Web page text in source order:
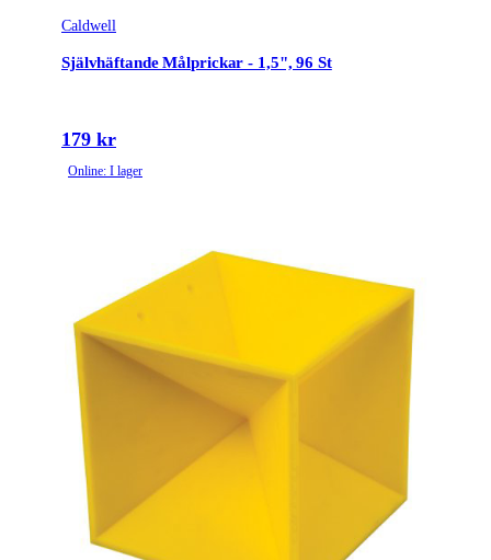
Caldwell
Självhäftande Målprickar - 1,5", 96 St
179 kr
Online: I lager